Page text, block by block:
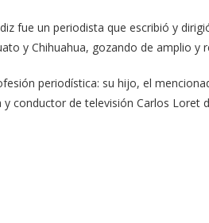
fue un periodista que escribió y
y Chihuahua, gozando de amplio y
periodística: su hijo, el
conductor de televisión Carlos Loret